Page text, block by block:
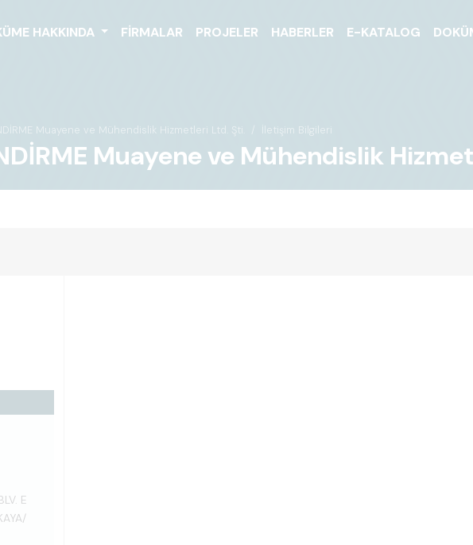
HAKKINDA FIRMALAR PROJELER HABERLER E-KATALOG
Muayene ve Mühendislik Hizmetleri Ltd. Şti. İletişim Bilgileri
Muayene ve Mühendislik
E